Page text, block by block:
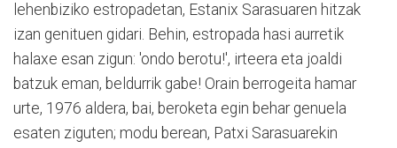
lehenbiziko estropadetan, Estanix Sarasuaren hitzak
izan genituen gidari. Behin, estropada hasi aurretik
halaxe esan zigun: 'ondo berotu!', irteera eta joaldi
batzuk eman, beldurrik gabe! Orain berrogeita hamar
urte, 1976 aldera, bai, beroketa egin behar genuela
esaten ziguten; modu berean, Patxi Sarasuarekin